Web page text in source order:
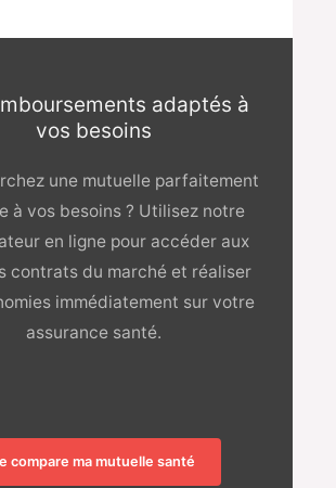
adaptés à
vos besoins​
une mutuelle parfaitement
à vos besoins ? Utilisez notre
en ligne pour accéder aux
contrats du marché et réaliser
immédiatement sur votre
assurance santé.
compare ma mutuelle santé